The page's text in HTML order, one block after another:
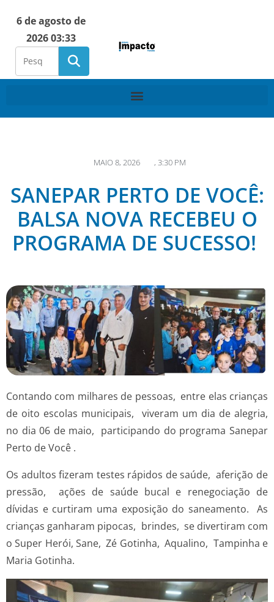
6 de agosto de
2026 03:33
MAIO 8, 2026 , 3:30 PM
SANEPAR PERTO DE VOCÊ:
BALSA NOVA RECEBEU O
PROGRAMA DE SUCESSO!
Contando com milhares de pessoas, entre elas crianças
de oito escolas municipais, viveram um dia de alegria,
no dia 06 de maio, participando do programa Sanepar
Perto de Você .
Os adultos fizeram testes rápidos de saúde, aferição de
pressão, ações de saúde bucal e renegociação de
dívidas e curtiram uma exposição do saneamento. As
crianças ganharam pipocas, brindes, se divertiram com
o Super Herói, Sane, Zé Gotinha, Aqualino, Tampinha e
Maria Gotinha.